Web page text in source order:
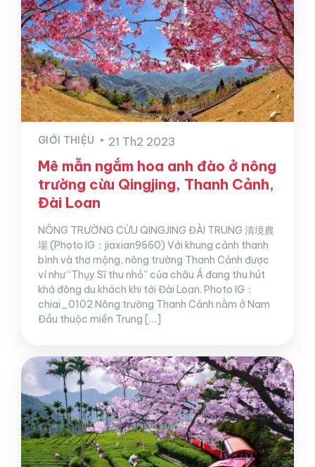
GIỚI THIỆU 21 Th2 2023
Mê mẫn ngắm hoa anh đào ở nông
trường cừu Qingjing, Thanh Cảnh,
Đài Loan
NÔNG TRƯỜNG CỪU QINGJING ĐÀI TRUNG 清境農
場 (Photo IG：jiaxian9660) Với khung cảnh thanh
bình và thơ mộng, nông trường Thanh Cảnh được
ví như “Thụy Sĩ thu nhỏ” của châu Á đang thu hút
khá đông du khách khi tới Đài Loan. Photo IG：
chiai_0102 Nông trường Thanh Cảnh nằm ở Nam
Đầu thuộc miền Trung […]